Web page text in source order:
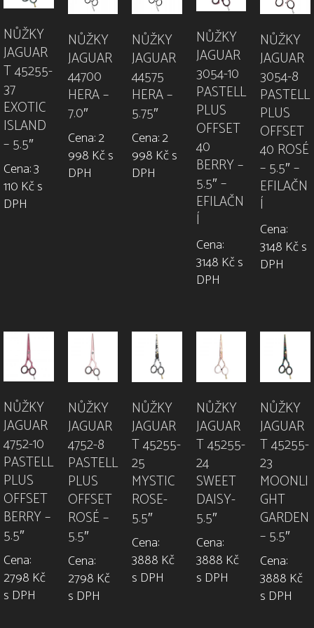
NŮŽKY
JAGUAR
T 45255-
37
EXOTIC
ISLAND
– 5.5″
Cena: 3
110 Kč s
DPH
NŮŽKY
JAGUAR
44700
HERA –
7.0″
Cena: 2
998 Kč s
DPH
NŮŽKY
JAGUAR
44575
HERA –
5.75″
Cena: 2
998 Kč s
DPH
NŮŽKY
JAGUAR
3054-10
PASTELL
PLUS
OFFSET
40
BERRY –
5.5″ –
EFILAČN
Í
Cena:
3148 Kč s
DPH
NŮŽKY
JAGUAR
3054-8
PASTELL
PLUS
OFFSET
40 ROSÉ
– 5.5″ –
EFILAČN
Í
Cena:
3148 Kč s
DPH
NŮŽKY
JAGUAR
4752-10
PASTELL
PLUS
OFFSET
BERRY –
5.5″
Cena:
2798 Kč
s DPH
NŮŽKY
JAGUAR
4752-8
PASTELL
PLUS
OFFSET
ROSÉ –
5.5″
Cena:
2798 Kč
s DPH
NŮŽKY
JAGUAR
T 45255-
25
MYSTIC
ROSE-
5.5″
Cena:
3888 Kč
s DPH
NŮŽKY
JAGUAR
T 45255-
24
SWEET
DAISY-
5.5″
Cena:
3888 Kč
s DPH
NŮŽKY
JAGUAR
T 45255-
23
MOONLI
GHT
GARDEN
– 5.5″
Cena:
3888 Kč
s DPH